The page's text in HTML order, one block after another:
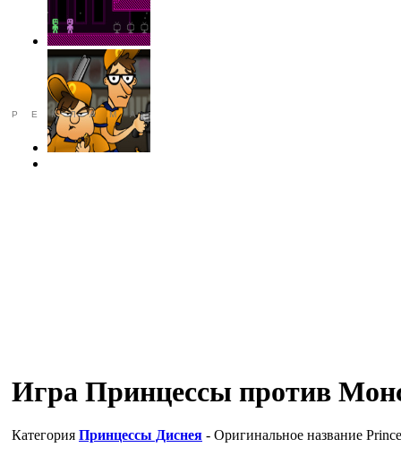
РЕКЛАМА
Игра Принцессы против
Категория Принцессы Диснея - Оригинальное название